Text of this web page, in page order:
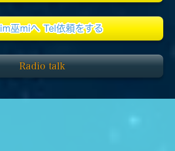
im巫miへ Tel依頼をする
Radio talk